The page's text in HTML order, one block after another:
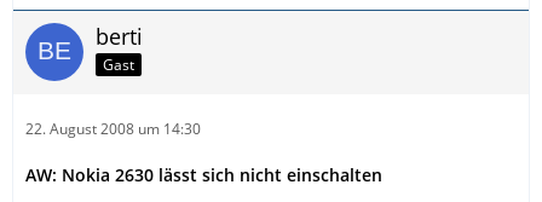
berti
Gast
22. August 2008 um 14:30
AW: Nokia 2630 lässt sich nicht einschalten